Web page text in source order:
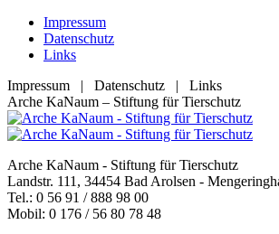
Zum
Inhalt
springen
Impressum
Datenschutz
Links
Impressum | Datenschutz | Links
Facebook
page
opens
new
window
YouTube
page
opens
new
window
RSS
page
opens
new
window
E-
Mail
page
in
new
window
Arche KaNaum – Stiftung für Tierschutz
Arche KaNaum - Stiftung für Tierschutz
Landstr. 111, 34454 Bad Arolsen -
Tel.: 0 56 91 / 888 98 00
Mobil: 0 176 / 56 80 78 48